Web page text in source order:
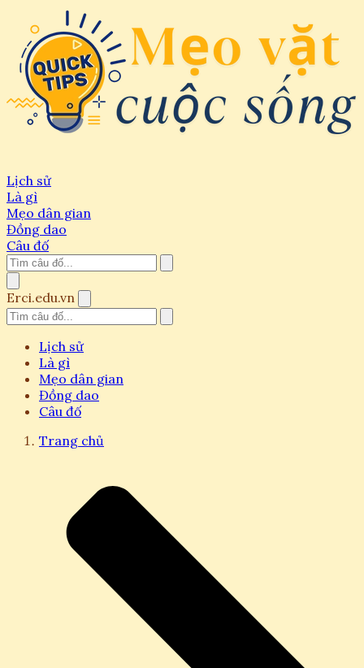
Lịch sử
Là gì
Mẹo dân gian
Đồng dao
Câu đố
Erci.edu.vn
Lịch sử
Là gì
Mẹo dân gian
Đồng dao
Câu đố
Trang chủ